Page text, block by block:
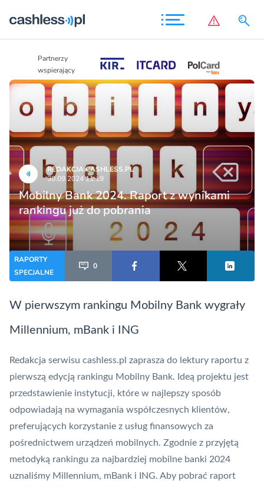
Partnerzy
wspierający
REDAKCJA CASHLESS.PL
30.09.2024 11:19
Mobilny Bank 2024. Raport z wynikami
rankingu już do pobrania
RAPORTY
SPECJALNE
0
W pierwszym rankingu Mobilny Bank wygrały
Millennium, mBank i ING
Redakcja serwisu cashless.pl zaprasza do lektury raportu z
pierwszą edycją rankingu Mobilny Bank. Ideą projektu jest
przedstawienie instytucji, które w najlepszy sposób
odpowiadają na wymagania współczesnych klientów,
preferujących korzystanie z usług finansowych za
pośrednictwem urządzeń mobilnych. Zgodnie z przyjętą
metodyką rankingu za najbardziej mobilne banki 2024
uznaliśmy Millennium, mBank i ING. Aby pobrać raport